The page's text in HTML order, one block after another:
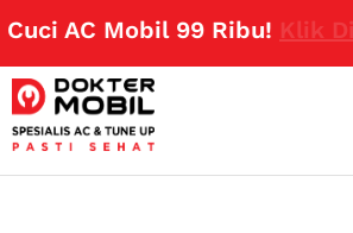
AC Mobil 99 Ribu!Klik Disini